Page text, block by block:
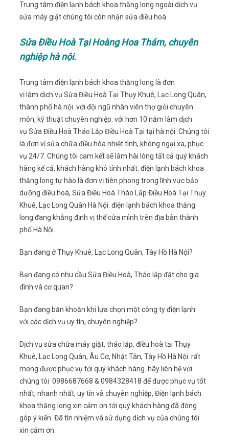
Trung tâm điện lạnh bách khoa thăng long ngoài dịch vụ
sửa máy giặt chúng tôi còn nhận sửa điều hoà
Sửa Điều Hoà Tại Hoàng Hoa Thám, chuyên
nghiệp hà nội.
Trung tâm điện lạnh bách khoa thăng long là đơn
vị làm dịch vụ Sửa Điều Hoà Tại Thụy Khuê, Lạc Long Quân,
thành phố hà nội. với đội ngũ nhân viên thợ giỏi chuyên
môn, kỹ thuật chuyên nghiệp. với hơn 10 năm làm dịch
vụ Sửa Điều Hoà Tháo Lắp Điều Hoà Tại tại hà nội. Chúng tôi
là đơn vị sửa chữa điều hòa nhiệt tình, không ngại xa, phục
vụ 24/7. Chúng tôi cam kết sẽ làm hài lòng tất cả quý khách
hàng kể cả, khách hàng khó tính nhất. điện lạnh bách khoa
thăng long tự hào là đơn vị tiên phong trong lĩnh vực bảo
dưỡng điều hoà, Sửa Điều Hoà Tháo Lắp Điều Hoà Tại Thụy
Khuê, Lạc Long Quân Hà Nội. điện lạnh bách khoa thăng
long đang khẳng định vị thế cửa mình trên địa bàn thành
phố Hà Nội.
Bạn đang ở Thụy Khuê, Lạc Long Quân, Tây Hồ Hà Nội?
Bạn đang có nhu cầu Sửa Điều Hoà, Tháo lắp đặt cho gia
đình và cơ quan?
Bạn đang băn khoăn khi lựa chọn một công ty điện lạnh
với các dịch vụ uy tín, chuyên nghiệp?
Dịch vụ sửa chữa máy giặt, tháo lắp, điều hoà tại Thụy
Khuê, Lạc Long Quân, Âu Cơ, Nhật Tân, Tây Hồ Hà Nội. rất
mong được phục vụ tới quý khách hàng. hãy liên hệ với
chúng tôi 0986687668 & 0984328418 để được phục vụ tốt
nhất, nhanh nhất, uy tín và chuyên nghiệp, Điện lạnh bách
khoa thăng long xin cảm ơn tới quý khách hàng đã đóng
góp ý kiến. Đã tín nhiệm và sử dụng dịch vụ của chúng tôi
xin cảm ơn.